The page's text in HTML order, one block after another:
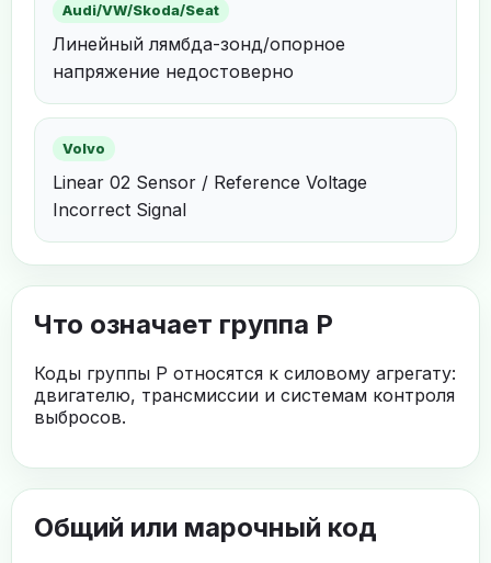
Audi/VW/Skoda/Seat
Линейный лямбда-зонд/опорное
напряжение недостоверно
Volvo
Linear 02 Sensor / Reference Voltage
Incorrect Signal
Что означает группа P
Коды группы P относятся к силовому агрегату:
двигателю, трансмиссии и системам контроля
выбросов.
Общий или марочный код